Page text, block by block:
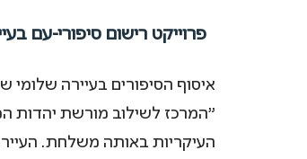
פרוייקט רישום סיפורי-עם
איסוף הסיפורים בעיירה
"המרכז לשילוב מורשת יהדות